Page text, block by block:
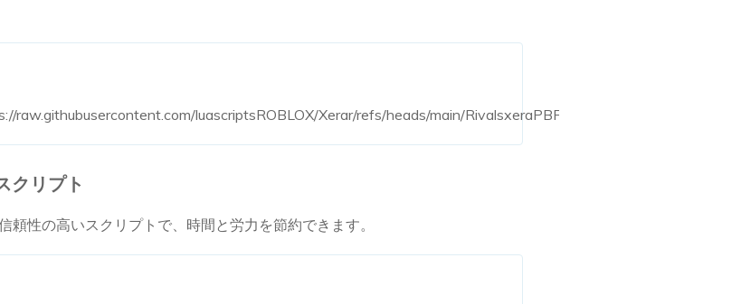
raw.githubusercontent.com/luascriptsROBLOX/Xerar/refs/heads/main/RivalsxeraPBF"))
クリプト
頼性の高いスクリプトで、時間と労力を節約できます。